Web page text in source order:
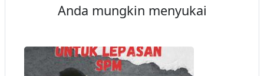
Anda mungkin menyukai